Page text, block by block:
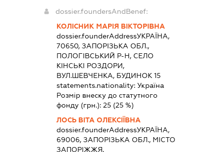
dossier.foundersAndBenef:
КОЛІСНИК МАРІЯ ВІКТОРІВНА
dossier.founderAddressУКРАЇНА,
70650, ЗАПОРІЗЬКА ОБЛ.,
ПОЛОГІВСЬКИЙ Р-Н, СЕЛО
КІНСЬКІ РОЗДОРИ,
ВУЛ.ШЕВЧЕНКА, БУДИНОК 15
statements.nationality: Україна
Розмір внеску до статутного
фонду (грн.): 25(25 %)
ЛОСЬ ВІТА ОЛЕКСІЇВНА
dossier.founderAddressУКРАЇНА,
69006, ЗАПОРІЗЬКА ОБЛ., МІСТО
ЗАПОРІЖЖЯ,